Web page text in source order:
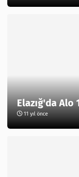
Elazığ'da Alo
11 yıl önce